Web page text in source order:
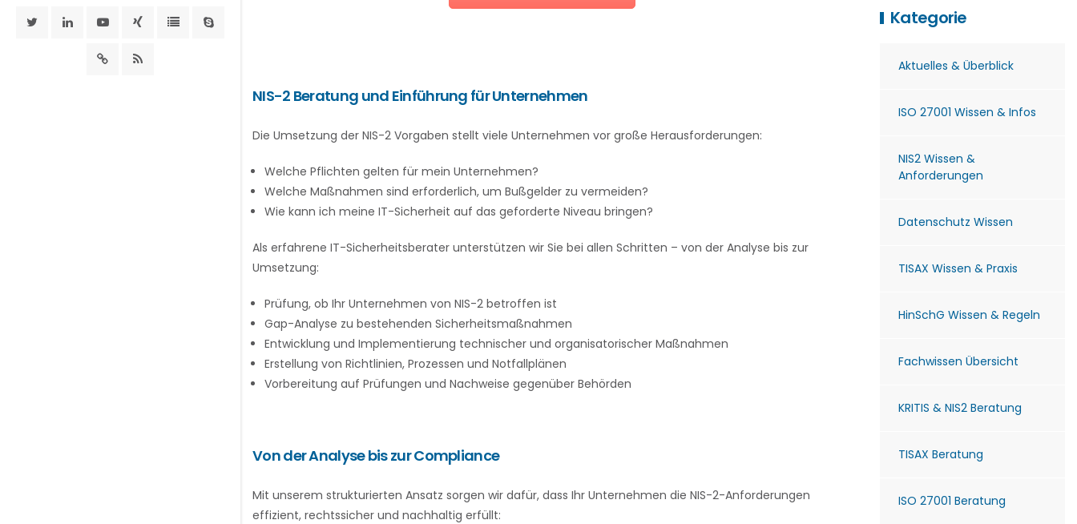
NIS-2 Beratung und Einführung für Unternehmen
Die Umsetzung der NIS-2 Vorgaben stellt viele Unternehmen vor große Herausforderungen:
Welche Pflichten gelten für mein Unternehmen?
Welche Maßnahmen sind erforderlich, um Bußgelder zu vermeiden?
Wie kann ich meine IT-Sicherheit auf das geforderte Niveau bringen?
Als erfahrene IT-Sicherheitsberater unterstützen wir Sie bei allen Schritten – von der Analyse bis zur
Umsetzung:
Prüfung, ob Ihr Unternehmen von NIS-2 betroffen ist
Gap-Analyse zu bestehenden Sicherheitsmaßnahmen
Entwicklung und Implementierung technischer und organisatorischer Maßnahmen
Erstellung von Richtlinien, Prozessen und Notfallplänen
Vorbereitung auf Prüfungen und Nachweise gegenüber Behörden
Von der Analyse bis zur Compliance
Mit unserem strukturierten Ansatz sorgen wir dafür, dass Ihr Unternehmen die NIS-2-Anforderungen
effizient, rechtssicher und nachhaltig erfüllt:
Kategorie
Aktuelles & Überblick
ISO 27001 Wissen & Infos
NIS2 Wissen &
Anforderungen
Datenschutz Wissen
TISAX Wissen & Praxis
HinSchG Wissen & Regeln
Fachwissen Übersicht
KRITIS & NIS2 Beratung
TISAX Beratung
ISO 27001 Beratung